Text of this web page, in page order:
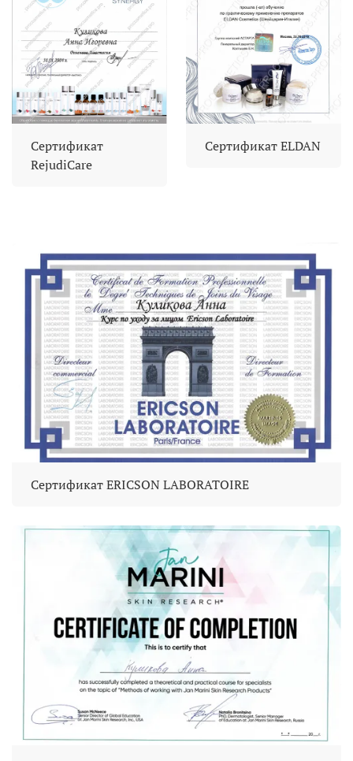
Сертификат
RejudiCare
Сертификат ELDAN
Сертификат ERICSON LABORATOIRE